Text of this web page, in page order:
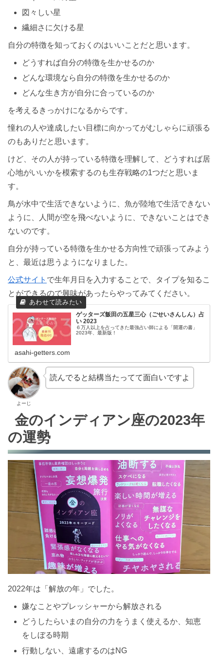
図々しい星
繊細さに欠ける星
自分の特徴を知っておくのはいいことだと思います。
どうすれば自分の特徴を生かせるのか
どんな環境なら自分の特徴を生かせるのか
どんな生き方が自分に合っているのか
を考えるきっかけになるからです。
憧れの人や達成したい目標に向かってがむしゃらに頑張る
のもありだと思います。
けど、その人が持っている特徴を理解して、どうすれば居
心地がいいかを模索するのも生存戦略の1つだと思いま
す。
鳥が水中で生活できないように、魚が陸地で生活できない
ように、人間が空を飛べないように、できないことはでき
ないのです。
自分が持っている特徴を生かせる方向性で頑張ってみよう
と、最近は思うようになりました。
公式サイト で生年月日を入力することで、タイプを知るこ
とができるので興味があったらやってみてください。
ゲッターズ飯田の五星三心（ごせいさんしん）占
い 2023
６万人以上を占ってきた最強占い師による「開運の書」
2023年、最新版！
asahi-getters.com
よーじ
読んでると結構当たってて面白いですよ
金のインディアン座の2023年
の運勢
2022年は「解放の年」でした。
嫌なことやプレッシャーから解放される
どうしたらいまの自分の力をうまく使えるか、知恵
をしぼる時期
行動しない、遠慮するのはNG